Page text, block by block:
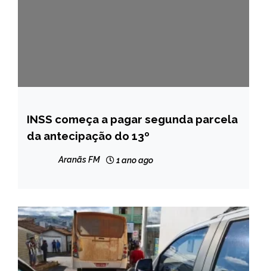
BRASIL
NOTÍCIAS
INSS começa a pagar segunda parcela
da antecipação do 13º
Aranãs FM 1 ano ago